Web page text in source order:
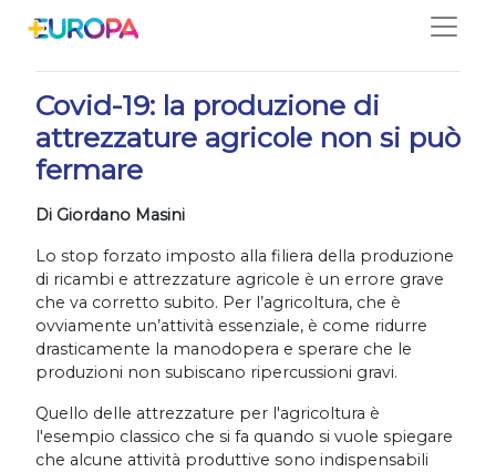
04/04/2020
Covid-19: la produzione di
attrezzature agricole non si può
fermare
Di Giordano Masini
Lo stop forzato imposto alla filiera della produzione
di ricambi e attrezzature agricole è un errore grave
che va corretto subito. Per l’agricoltura, che è
ovviamente un’attività essenziale, è come ridurre
drasticamente la manodopera e sperare che le
produzioni non subiscano ripercussioni gravi.
Quello delle attrezzature per l'agricoltura è
l'esempio classico che si fa quando si vuole spiegare
che alcune attività produttive sono indispensabili